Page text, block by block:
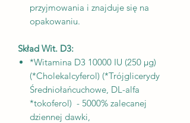
przyjmowania i znajduje się na
opakowaniu.
Skład Wit. D3:
*Witamina D3 10000 IU (250 μg)
(*Cholekalcyferol) (*Trójglicerydy
Średniołańcuchowe, DL-alfa
*tokoferol) - 5000% zalecanej
dziennej dawki,